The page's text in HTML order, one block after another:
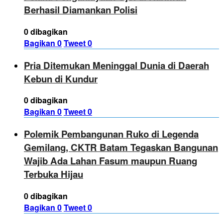
Berhasil Diamankan Polisi
0 dibagikan
Bagikan 0Tweet0
Pria Ditemukan Meninggal Dunia di Daerah
Kebun di Kundur
0 dibagikan
Bagikan 0Tweet0
Polemik Pembangunan Ruko di Legenda
Gemilang, CKTR Batam Tegaskan Bangunan
Wajib Ada Lahan Fasum maupun Ruang
Terbuka Hijau
0 dibagikan
Bagikan 0Tweet0